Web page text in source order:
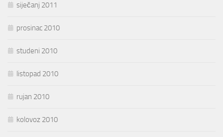
siječanj 2011
prosinac 2010
studeni 2010
listopad 2010
rujan 2010
kolovoz 2010